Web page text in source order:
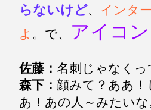
らないけど、 インタ
よ 。で、 アイコ
佐藤： 名刺じゃなく
森下： 顔みて？ああ
あ！あの人～みたいな